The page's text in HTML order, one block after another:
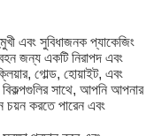
এবং সুবিধাজনক প্যাকেজিং
জন্য একটি নিরাপদ এবং
গোল্ড, হোয়াইট, এবং
সাথে, আপনি আপনার
চয়ন করতে পারেন এবং